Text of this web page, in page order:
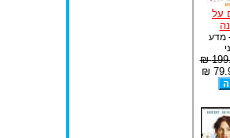
על
מדע